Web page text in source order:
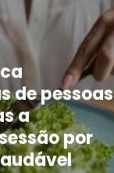
de pessoas
a
por